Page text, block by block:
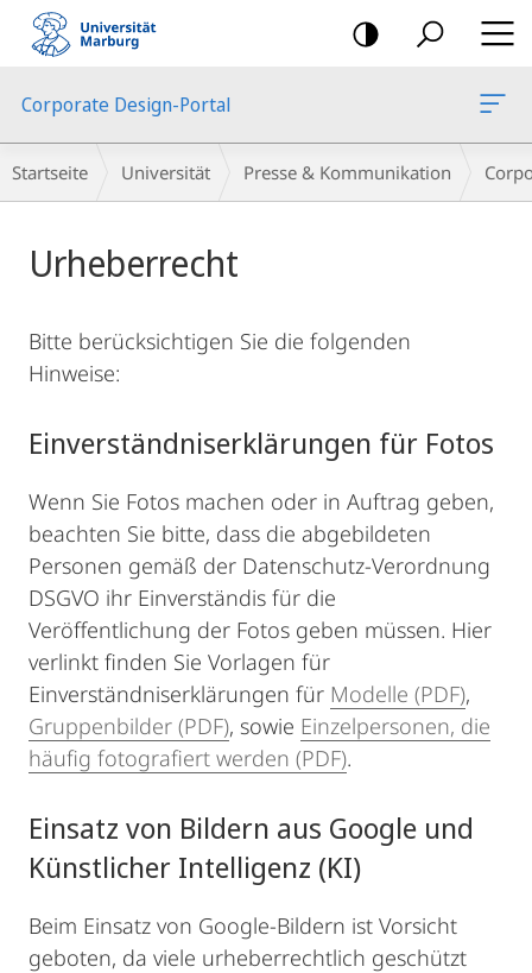
Mobile-
Navigation
Corporate Design-Portal
Breadcrumb-
Navigation
Startseite Universität Presse & Kommunikation
Urheberrecht
Bitte berücksichtigen Sie die folgenden
Hinweise:
Einverständniserklärungen für Fotos
Wenn Sie Fotos machen oder in Auftrag geben,
beachten Sie bitte, dass die abgebildeten
Personen gemäß der Datenschutz-Verordnung
DSGVO ihr Einverständis für die
Veröffentlichung der Fotos geben müssen. Hier
verlinkt finden Sie Vorlagen für
Einverständniserklärungen für Modelle (PDF),
Gruppenbilder (PDF), sowie Einzelpersonen, die
häufig fotografiert werden (PDF).
Einsatz von Bildern aus Google und
Künstlicher Intelligenz (KI)
Beim Einsatz von Google-Bildern ist Vorsicht
geboten, da viele urheberrechtlich geschützt